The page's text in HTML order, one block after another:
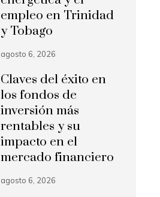
empleo en Trinidad
y Tobago
agosto 6, 2026
Claves del éxito en
los fondos de
inversión más
rentables y su
impacto en el
mercado financiero
agosto 6, 2026